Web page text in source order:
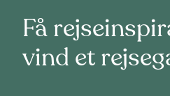
Få
vind et